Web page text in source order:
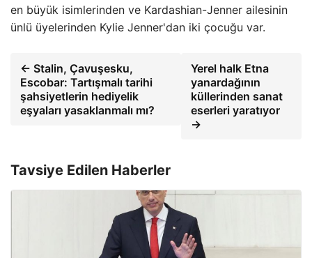
en büyük isimlerinden ve Kardashian-Jenner ailesinin
ünlü üyelerinden Kylie Jenner'dan iki çocuğu var.
← Stalin, Çavuşesku,
Escobar: Tartışmalı tarihi
şahsiyetlerin hediyelik
eşyaları yasaklanmalı mı?
Yerel halk Etna
yanardağının
küllerinden sanat
eserleri yaratıyor
→
Tavsiye Edilen Haberler